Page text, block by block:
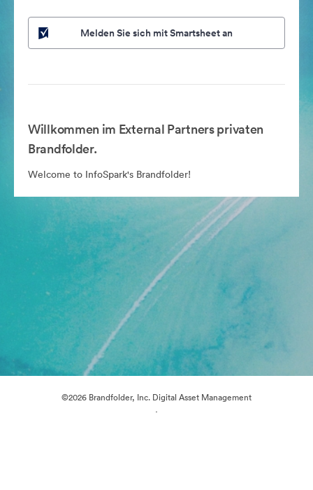
Melden Sie sich mit Smartsheet an
Willkommen im External Partners privaten
Brandfolder.
Welcome to InfoSpark's Brandfolder!
©2026 Brandfolder, Inc. Digital Asset Management
·